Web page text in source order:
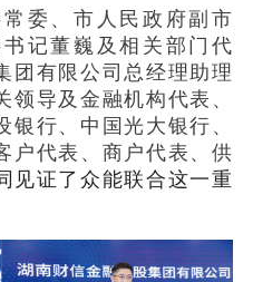
委、市人民政府副市
记董巍及相关部门代
团有限公司总经理助理
导及金融机构代表、
行、中国光大银行、
户代表、商户代表、供
见证了众能联合这一重